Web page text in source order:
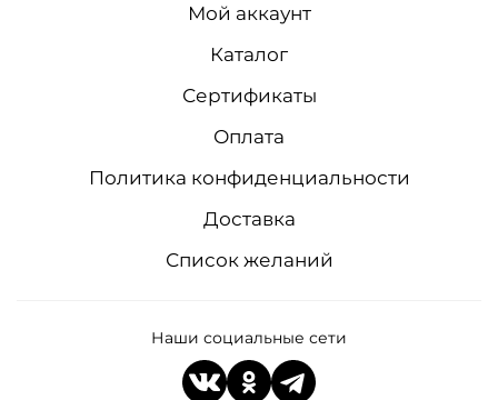
Мой аккаунт
Каталог
Сертификаты
Оплата
Политика конфиденциальности
Доставка
Список желаний
Наши социальные сети